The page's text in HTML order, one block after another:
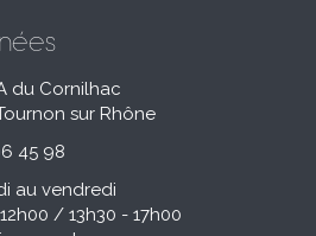
du Cornilhac
sur Rhône
45 98
au vendredi
/ 13h30 - 17h00